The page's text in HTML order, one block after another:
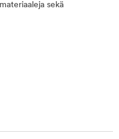
sekä